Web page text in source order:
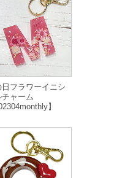
日フラワーイニシ
チャーム
】